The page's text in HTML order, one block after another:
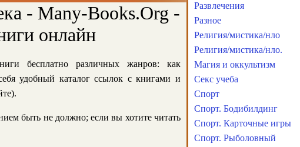
- Many-Books.Org -
онлайн
бесплатно различных жанров: как
удобный каталог ссылок с книгами и
быть не должно; если вы хотите читать
Развлечения
Разное
Религия/мистика/нло
Религия/мистика/нло.
Магия и оккультизм
Секс учеба
Спорт
Спорт. Бодибилдинг
Спорт. Карточные игры
Спорт. Рыболовный